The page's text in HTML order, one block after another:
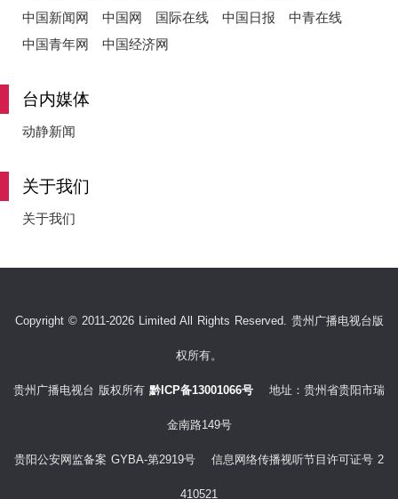
中国新闻网
中国网 国际在线 中国日报
中青在线
中国青年网
中国经济网
台内媒体
动静新闻
关于我们
关于我们
Copyright © 2011-2026 Limited All Rights Reserved. 贵州广播电视台版
权所有。
贵州广播电视台 版权所有 黔ICP备13001066号 地址：贵州省贵阳市瑞
金南路149号
贵阳公安网监备案 GYBA-第2919号 信息网络传播视听节目许可证号 2
410521